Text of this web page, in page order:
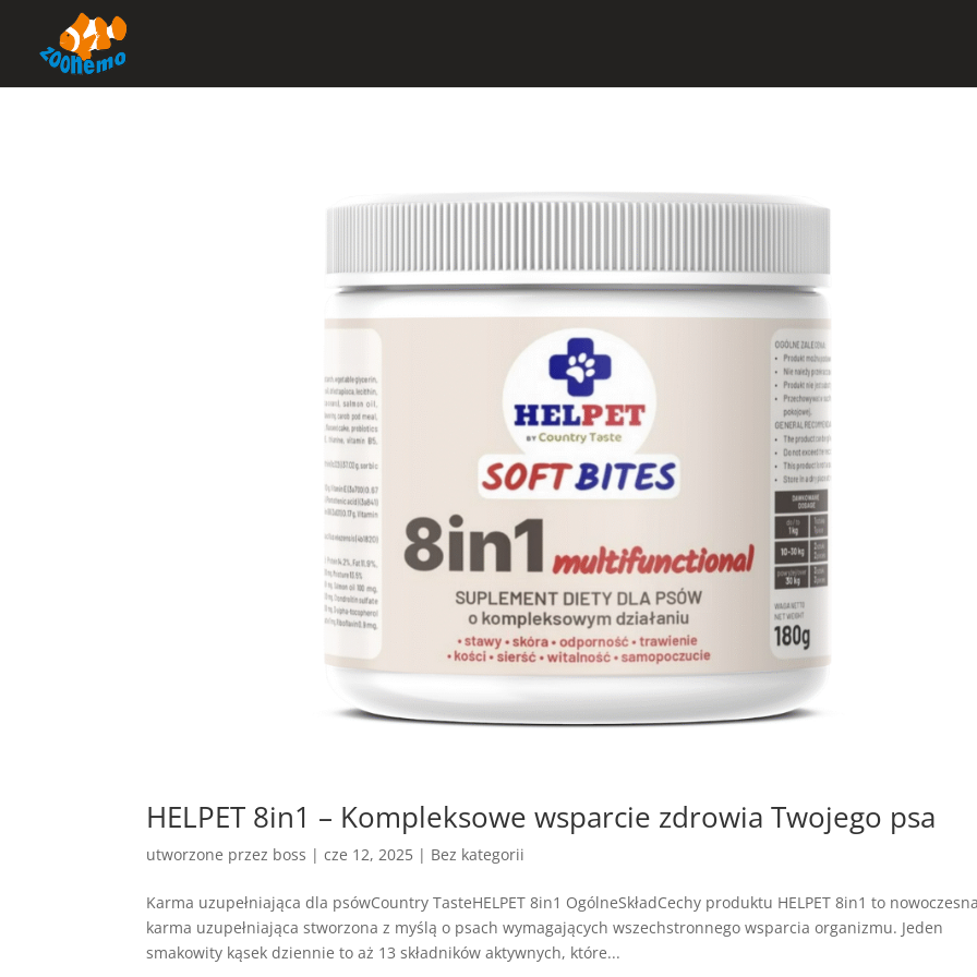
HELPET 8in1 – Kompleksowe wsparcie zdrowia Twojego psa
utworzone przez boss |cze 12, 2025 | Bez kategorii
Karma uzupełniająca dla psówCountry TasteHELPET 8in1 OgólneSkładCechy produktu HELPET 8in1 to
karma uzupełniająca stworzona z myślą o psach wymagających wszechstronnego wsparcia organizmu. Jeden
smakowity kąsek dziennie to aż 13 składników aktywnych, które...